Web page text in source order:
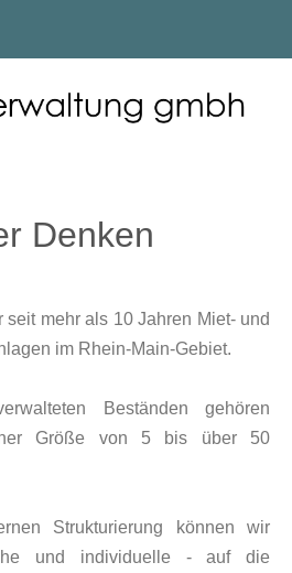
Denken
mehr als 10 Jahren Miet- und
im Rhein-Main-Gebiet.
Beständen gehören
Größe von 5 bis über 50
Strukturierung können wir
und individuelle - auf die